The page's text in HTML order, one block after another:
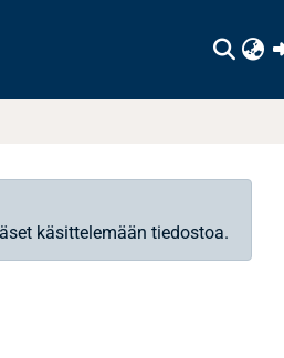
käsittelemään tiedostoa.